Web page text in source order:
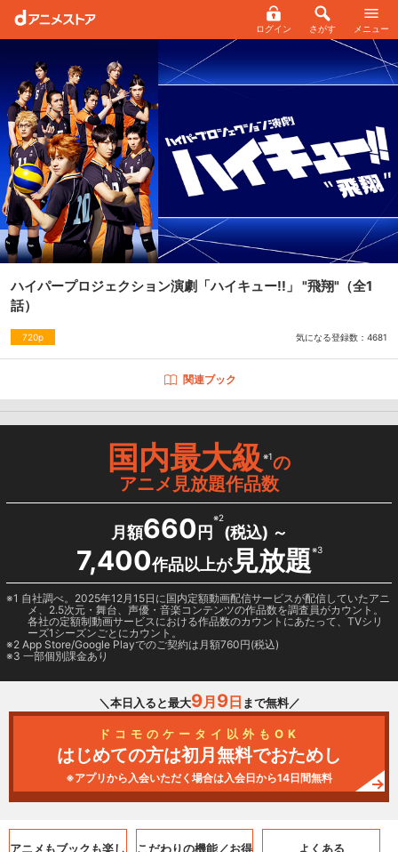
ログイン さがす メニュー
ハイパープロジェクション演劇「ハイキュー!!」 "飛翔" （全1
話）
720p 気になる登録数： 4681
関連ブック
国内最大級※1の
アニメ見放題作品数
月額660 円
※2
(税込) ～
7,400作品以上が見放題※3
1 自社調べ。2025年12月15日に国内定額動画配信サービスが配信していたアニ
メ、2.5次元・舞台、声優・音楽コンテンツの作品数を調査員がカウント。
各社の定額制動画サービスにおける作品数のカウントにあたって、TVシリ
ーズ1シーズンごとにカウント。
2 App Store/Google Playでのご契約は月額760円(税込)
3 一部個別課金あり
＼本日入ると最大9月 9日 まで無料／
ドコモのケータイ以外もOK
はじめての方は初月無料でおためし
※アプリから入会いただく場合は入会日から14日間無料
アニメもブックも楽し
こだわりの機能／お得
よくある